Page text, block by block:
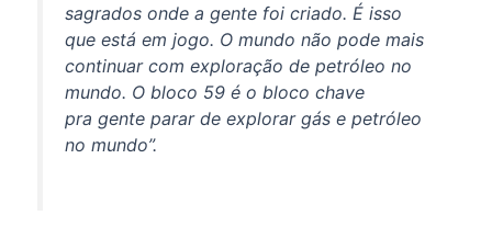
sagrados onde a gente foi criado. É isso
que está em jogo. O mundo não pode mais
continuar com exploração de petróleo no
mundo. O bloco 59 é o bloco chave
pra gente parar de explorar gás e petróleo
no mundo”.